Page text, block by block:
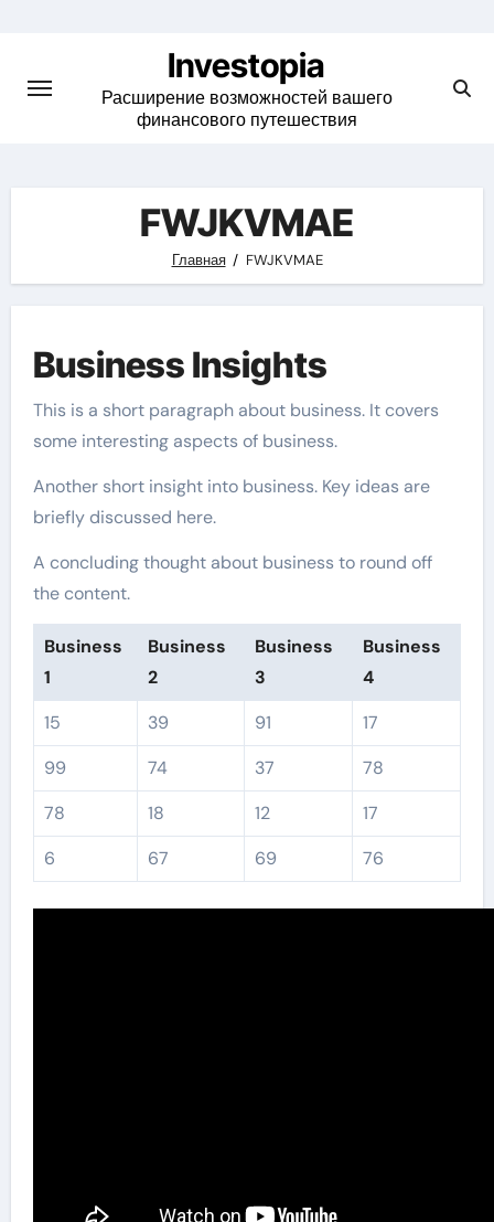
content
Investopia
Расширение возможностей вашего
финансового путешествия
FWJKVMAE
Главная FWJKVMAE
Business Insights
This is a short paragraph about business. It covers
some interesting aspects of business.
Another short insight into business. Key ideas are
briefly discussed here.
A concluding thought about business to round off
the content.
Business
1
Business
2
Business
3
Business
4
15
39 91
17
99
74 37
78
78
18 12
17
6
67 69 76